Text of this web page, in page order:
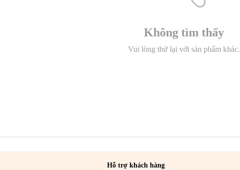
Không tìm thấy
Vui lòng thử lại với sản phẩm khác.
Hỗ trợ khách hàng